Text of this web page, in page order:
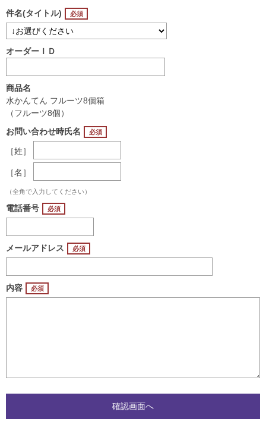
件名(タイトル)
オーダーＩＤ
商品名
水かんてん フルーツ8個箱
（フルーツ8個）
お問い合わせ時氏名
［姓］
［名］
（全角で入力してください）
電話番号
メールアドレス
内容